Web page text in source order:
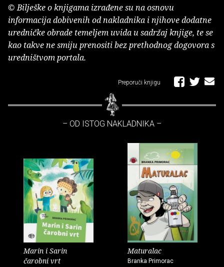
© Bilješke o knjigama izrađene su na osnovu
informacija dobivenih od nakladnika i njihove dodatne
uredničke obrade temeljem uvida u sadržaj knjige, te se
kao takve ne smiju prenositi bez prethodnog dogovora s
uredništvom portala.
Preporuči knjigu
– OD ISTOG NAKLADNIKA –
Marin i Sarin
čarobni vrt
Maturalac
Branka Primorac